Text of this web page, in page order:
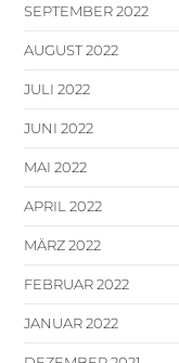
SEPTEMBER 2022
AUGUST 2022
JULI 2022
JUNI 2022
MAI 2022
APRIL 2022
MÄRZ 2022
FEBRUAR 2022
JANUAR 2022